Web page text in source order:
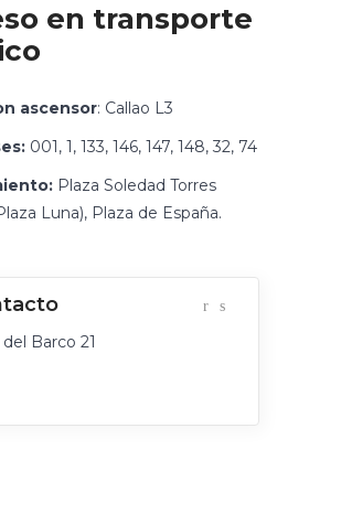
en transporte
ascensor: Callao L3
001, 1, 133, 146, 147, 148, 32, 74
Plaza Soledad Torres
Luna), Plaza de España.
del Barco 21